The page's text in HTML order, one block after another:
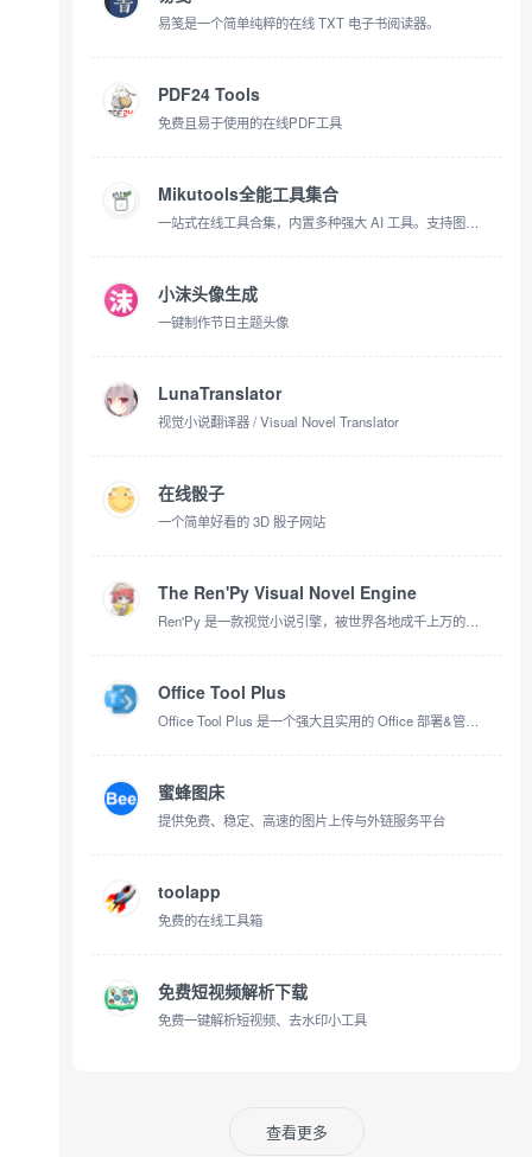
易笺是一个简单纯粹的在线 TXT 电子书阅读器。
PDF24 Tools
免费且易于使用的在线PDF工具
Mikutools全能工具集合
一站式在线工具合集，内置多种强大 AI 工具。支持图片生成、文件格式转换和视频下载，无广告，无需登录，打开即用。
小沫头像生成
一键制作节日主题头像
LunaTranslator
视觉小说翻译器 / Visual Novel Translator
在线骰子
一个简单好看的 3D 骰子网站
The Ren'Py Visual Novel Engine
Ren'Py 是一款视觉小说引擎，被世界各地成千上万的创作者使用。
Office Tool Plus
Office Tool Plus 是一个强大且实用的 Office 部署&管理工具。
蜜蜂图床
提供免费、稳定、高速的图片上传与外链服务平台
toolapp
免费的在线工具箱
免费短视频解析下载
免费一键解析短视频、去水印小工具
查看更多